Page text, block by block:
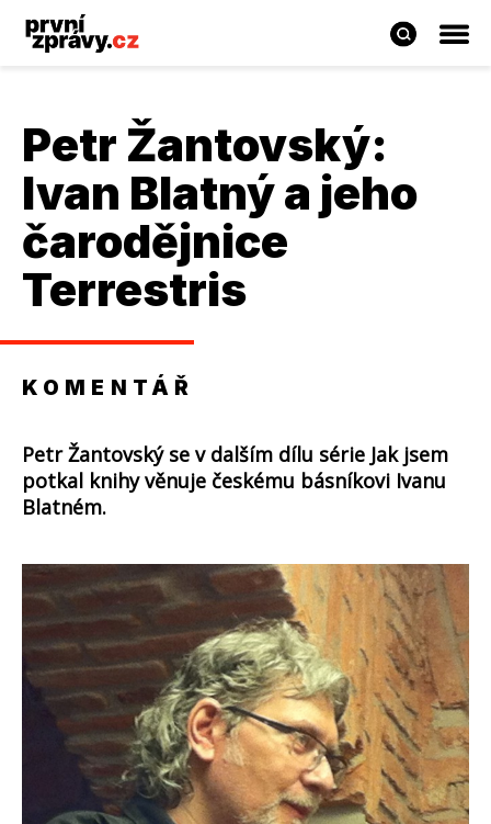
Petr Žantovský:
Ivan Blatný a jeho
čarodějnice
Terrestris
KOMENTÁŘ
Petr Žantovský se v dalším dílu série Jak jsem
potkal knihy věnuje českému básníkovi Ivanu
Blatném.